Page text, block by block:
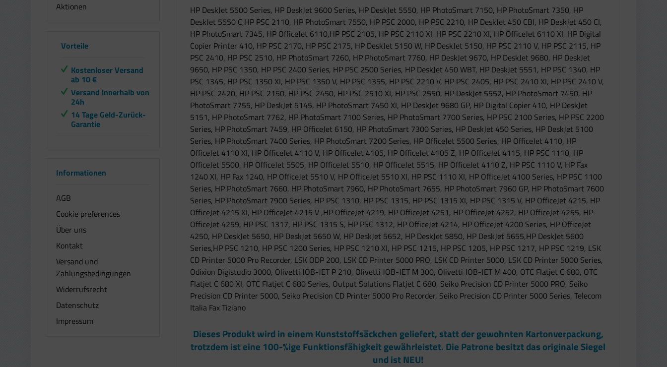
Aktionen
Vorteile
Kostenloser Versand
ab 10 €
Versand innerhalb von
24h
14 Tage Geld-Zurück-
Garantie
Informationen
AGB
Cookie preferences
Über uns
Kontakt
Versand und
Zahlungsbedingungen
Widerrufsrecht
Datenschutz
Impressum
HP DeskJet 5500 Series, HP DeskJet 9600 Series, HP DeskJet 5550, HP PhotoSmart 7150, HP PhotoSmart 7350, HP
DeskJet 5550 C,HP PSC 2110, HP PhotoSmart 7550, HP PSC 2000, HP PSC 2210, HP DeskJet 450 CBI, HP DeskJet 450 CI,
HP PhotoSmart 7345, HP OfficeJet 6110,HP PSC 2105, HP PSC 2110 XI, HP PSC 2210 XI, HP OfficeJet 6110 XI, HP Digital
Copier Printer 410, HP PSC 2170, HP PSC 2175, HP DeskJet 5150 W, HP DeskJet 5150, HP PSC 2110 V, HP PSC 2115, HP
PSC 2410, HP PSC 2510, HP PhotoSmart 7260, HP PhotoSmart 7760, HP DeskJet 9670, HP DeskJet 9680, HP DeskJet
9650, HP PSC 1350, HP PSC 2400 Series, HP PSC 2500 Series, HP DeskJet 450 WBT, HP DeskJet 5551, HP PSC 1340, HP
PSC 1345, HP PSC 1350 XI, HP PSC 1350 V, HP PSC 1355, HP PSC 2210 V, HP PSC 2405, HP PSC 2410 XI, HP PSC 2410 V,
HP PSC 2420, HP PSC 2150, HP PSC 2450, HP PSC 2510 XI, HP PSC 2550, HP DeskJet 5552, HP PhotoSmart 7450, HP
PhotoSmart 7755, HP DeskJet 5145, HP PhotoSmart 7450 XI, HP DeskJet 9680 GP, HP Digital Copier 410, HP DeskJet
5151, HP PhotoSmart 7762, HP PhotoSmart 7100 Series, HP PhotoSmart 7700 Series, HP PSC 2100 Series, HP PSC 2200
Series, HP PhotoSmart 7459, HP OfficeJet 6150, HP PhotoSmart 7300 Series, HP DeskJet 450 Series, HP DeskJet 5100
Series, HP PhotoSmart 7400 Series, HP PhotoSmart 7200 Series, HP OfficeJet 5500 Series, HP OfficeJet 4110, HP
OfficeJet 4110 XI, HP OfficeJet 4110 V, HP OfficeJet 4105, HP OfficeJet 4105 Z, HP OfficeJet 4115, HP PSC 1110, HP
OfficeJet 5500, HP OfficeJet 5505, HP OfficeJet 5510, HP OfficeJet 5515, HP OfficeJet 4110 Z, HP PSC 1110 V, HP Fax
1240 XI, HP Fax 1240, HP OfficeJet 5510 V, HP OfficeJet 5510 XI, HP PSC 1110 XI, HP OfficeJet 4100 Series, HP PSC 1100
Series, HP PhotoSmart 7660, HP PhotoSmart 7960, HP PhotoSmart 7655, HP PhotoSmart 7960 GP, HP PhotoSmart 7600
Series, HP PhotoSmart 7900 Series, HP PSC 1310, HP PSC 1315, HP PSC 1315 XI, HP PSC 1315 V, HP OfficeJet 4215, HP
OfficeJet 4215 XI, HP OfficeJet 4215 V ,HP OfficeJet 4219, HP OfficeJet 4251, HP OfficeJet 4252, HP OfficeJet 4255, HP
OfficeJet 4259, HP PSC 1317, HP PSC 1315 S, HP PSC 1312, HP OfficeJet 4214, HP OfficeJet 4200 Series, HP OfficeJet
4250, HP DeskJet 5650, HP DeskJet 5650 W, HP DeskJet 5652, HP DeskJet 5850, HP DeskJet 5655,HP DeskJet 5600
Series,HP PSC 1210, HP PSC 1200 Series, HP PSC 1210 XI, HP PSC 1215, HP PSC 1205, HP PSC 1217, HP PSC 1219, LSK
CD Printer 5000 Pro Recorder, LSK ODP 200, LSK CD Printer 5000 PRO, LSK CD Printer 5000, LSK CD Printer 5000 Series,
Odixion Digistudio 3000, Olivetti JOB-JET P 210, Olivetti JOB-JET M 300, Olivetti JOB-JET M 400, OTC Flatjet C 680, OTC
Flatjet C 680 XI, OTC Flatjet C 680 Series, Output Solutions Flatjet C 680, Seiko Precision CD Printer 5000 PRO, Seiko
Precision CD Printer 5000, Seiko Precision CD Printer 5000 Pro Recorder, Seiko Precision CD Printer 5000 Series, Telecom
Italia Fax Tiziano
Dieses Produkt wird in einem Kunststoffsäckchen geliefert, statt der gewohnten Kartonverpackung,
trotzdem ist eine 100-%ige Funktionsfähigkeit gewährleistet. Die Patrone besitzt das originale Siegel
und ist NEU!